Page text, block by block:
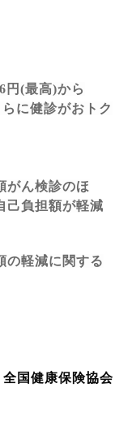
円 (最高)から
に健診がおトク
ん検診のほ
己負担額が軽減
の軽減に関する
全国健康保険協会